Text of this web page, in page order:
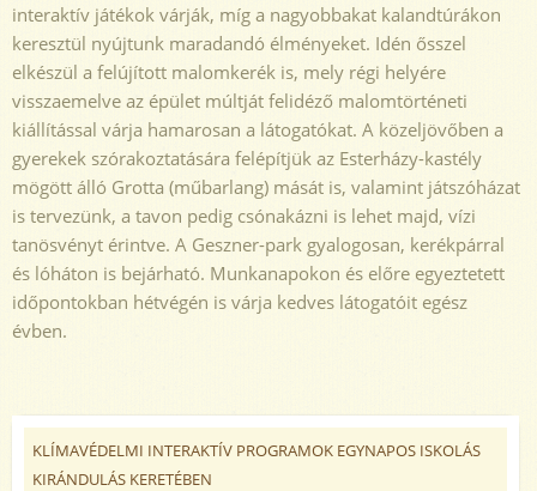
interaktív játékok várják, míg a nagyobbakat kalandtúrákon
keresztül nyújtunk maradandó élményeket. Idén ősszel
elkészül a felújított malomkerék is, mely régi helyére
visszaemelve az épület múltját felidéző malomtörténeti
kiállítással várja hamarosan a látogatókat. A közeljövőben a
gyerekek szórakoztatására felépítjük az Esterházy-kastély
mögött álló Grotta (műbarlang) mását is, valamint játszóházat
is tervezünk, a tavon pedig csónakázni is lehet majd, vízi
tanösvényt érintve. A Geszner-park gyalogosan, kerékpárral
és lóháton is bejárható. Munkanapokon és előre egyeztetett
időpontokban hétvégén is várja kedves látogatóit egész
évben.
KLÍMAVÉDELMI INTERAKTÍV PROGRAMOK EGYNAPOS ISKOLÁS
KIRÁNDULÁS KERETÉBEN